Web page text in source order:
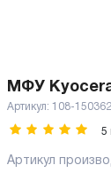
МФУ Kyocera
Артикул: 108-150362
5
Артикул